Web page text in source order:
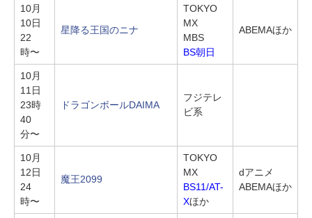
10月
10日
22
時〜
星降る王国のニナ
TOKYO
MX
MBS
BS朝日
ABEMAほか
10月
11日
23時
40
分〜
ドラゴンボールDAIMA
フジテレ
ビ系
10月
12日
24
時〜
魔王2099
TOKYO
MX
BS11/AT-
Xほか
dアニメ
ABEMAほか